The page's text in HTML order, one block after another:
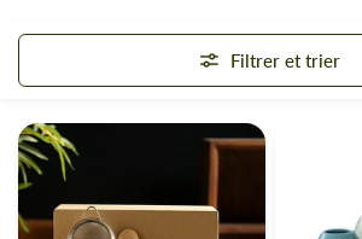
Filtrer et trier